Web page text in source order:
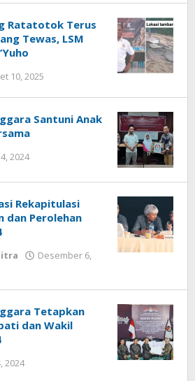
Ratatotok Terus
Tewas, LSM
10, 2025
Santuni Anak
2024
Mokobimbing
Rekapitulasi
dan Perolehan
Desember 6,
Tetapkan
dan Wakil
2024